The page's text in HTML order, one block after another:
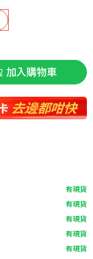
加入購物車
有現貨
有現貨
有現貨
有現貨
有現貨